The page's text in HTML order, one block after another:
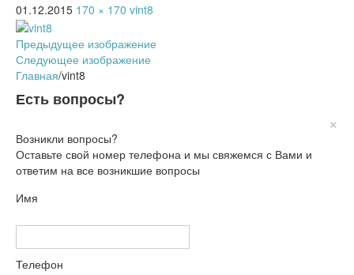
01.12.2015 170 × 170 vint8
Предыдущее изображение
Следующее изображение
Главная/vint8
Есть вопросы?
×
Возникли вопросы?
Оставьте свой номер телефона и мы свяжемся с Вами и
ответим на все возникшие вопросы
Имя
Телефон